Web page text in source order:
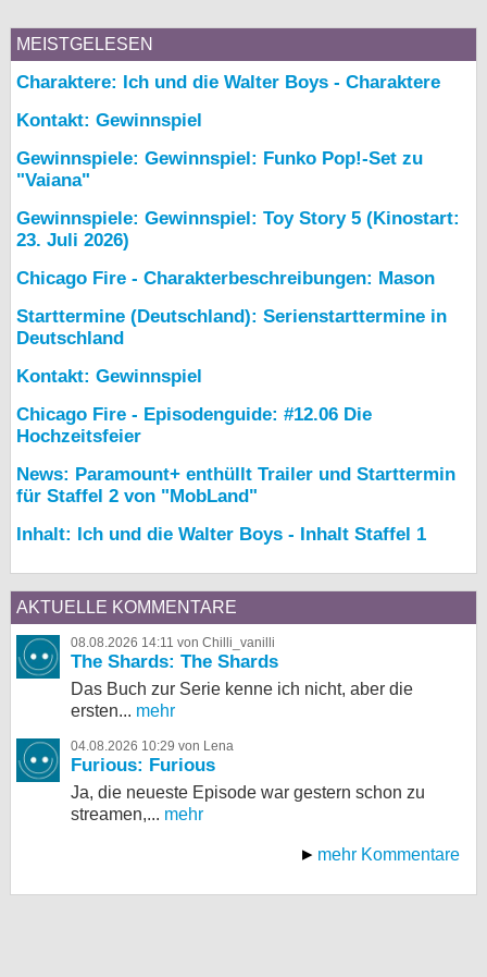
MEISTGELESEN
Charaktere: Ich und die Walter Boys - Charaktere
Kontakt: Gewinnspiel
Gewinnspiele: Gewinnspiel: Funko Pop!-Set zu
"Vaiana"
Gewinnspiele: Gewinnspiel: Toy Story 5 (Kinostart:
23. Juli 2026)
Chicago Fire - Charakterbeschreibungen: Mason
Starttermine (Deutschland): Serienstarttermine in
Deutschland
Kontakt: Gewinnspiel
Chicago Fire - Episodenguide: #12.06 Die
Hochzeitsfeier
News: Paramount+ enthüllt Trailer und Starttermin
für Staffel 2 von "MobLand"
Inhalt: Ich und die Walter Boys - Inhalt Staffel 1
AKTUELLE KOMMENTARE
08.08.2026 14:11 von Chilli_vanilli
The Shards: The Shards
Das Buch zur Serie kenne ich nicht, aber die
ersten... mehr
04.08.2026 10:29 von Lena
Furious: Furious
Ja, die neueste Episode war gestern schon zu
streamen,... mehr
mehr Kommentare